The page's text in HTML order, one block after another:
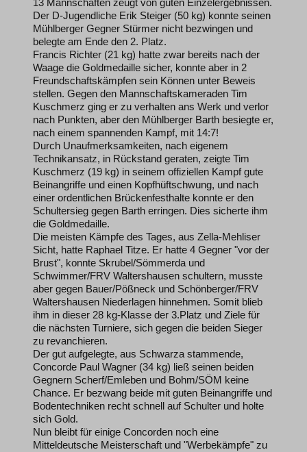
13 Mannschaften zeugt von guten Einzelergebnissen.
Der D-Jugendliche Erik Steiger (50 kg) konnte seinen
Mühlberger Gegner Stürmer nicht bezwingen und
belegte am Ende den 2. Platz.
Francis Richter (21 kg) hatte zwar bereits nach der
Waage die Goldmedaille sicher, konnte aber in 2
Freundschaftskämpfen sein Können unter Beweis
stellen. Gegen den Mannschaftskameraden Tim
Kuschmerz ging er zu verhalten ans Werk und verlor
nach Punkten, aber den Mühlberger Barth besiegte er,
nach einem spannenden Kampf, mit 14:7!
Durch Unaufmerksamkeiten, nach eigenem
Technikansatz, in Rückstand geraten, zeigte Tim
Kuschmerz (19 kg) in seinem offiziellen Kampf gute
Beinangriffe und einen Kopfhüftschwung, und nach
einer ordentlichen Brückenfesthalte konnte er den
Schultersieg gegen Barth erringen. Dies sicherte ihm
die Goldmedaille.
Die meisten Kämpfe des Tages, aus Zella-Mehliser
Sicht, hatte Raphael Titze. Er hatte 4 Gegner "vor der
Brust", konnte Skrubel/Sömmerda und
Schwimmer/FRV Waltershausen schultern, musste
aber gegen Bauer/Pößneck und Schönberger/FRV
Waltershausen Niederlagen hinnehmen. Somit blieb
ihm in dieser 28 kg-Klasse der 3.Platz und Ziele für
die nächsten Turniere, sich gegen die beiden Sieger
zu revanchieren.
Der gut aufgelegte, aus Schwarza stammende,
Concorde Paul Wagner (34 kg) ließ seinen beiden
Gegnern Scherf/Emleben und Bohm/SÖM keine
Chance. Er bezwang beide mit guten Beinangriffe und
Bodentechniken recht schnell auf Schulter und holte
sich Gold.
Nun bleibt für einige Concorden noch eine
Mitteldeutsche Meisterschaft und "Werbekämpfe" zu